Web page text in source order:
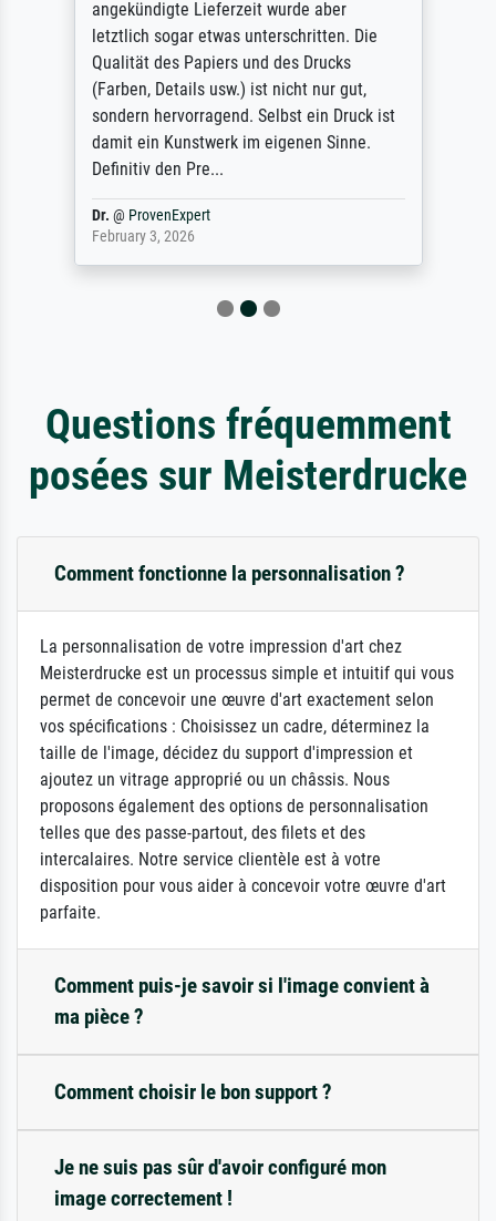
angekündigte Lieferzeit wurde aber
letztlich sogar etwas unterschritten. Die
Qualität des Papiers und des Drucks
(Farben, Details usw.) ist nicht nur gut,
sondern hervorragend. Selbst ein Druck ist
damit ein Kunstwerk im eigenen Sinne.
Definitiv den Pre...
Dr. @ ProvenExpert
February 3, 2026
Questions fréquemment
posées sur Meisterdrucke
Comment fonctionne la personnalisation ?
La personnalisation de votre impression d'art chez
Meisterdrucke est un processus simple et intuitif qui vous
permet de concevoir une œuvre d'art exactement selon
vos spécifications : Choisissez un cadre, déterminez la
taille de l'image, décidez du support d'impression et
ajoutez un vitrage approprié ou un châssis. Nous
proposons également des options de personnalisation
telles que des passe-partout, des filets et des
intercalaires. Notre service clientèle est à votre
disposition pour vous aider à concevoir votre œuvre d'art
parfaite.
Comment puis-je savoir si l'image convient à
ma pièce ?
Comment choisir le bon support ?
Je ne suis pas sûr d'avoir configuré mon
image correctement !